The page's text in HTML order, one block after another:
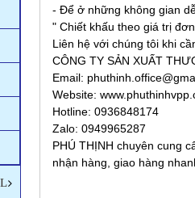
- Để ở những không gian
" Chiết khấu theo giá trị
Liên hệ với chúng tôi khi
CÔNG TY SẢN XUẤT
Email:
Website:
Hotline: 0936848174
Zalo: 0949965287
PHÚ THỊNH chuyên cung
nhận hàng, giao hàng